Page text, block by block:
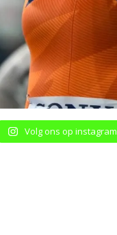
Volg ons op instagram